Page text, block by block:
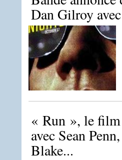
Dan Gilroy
« Run », le film
avec Sean
Blake...